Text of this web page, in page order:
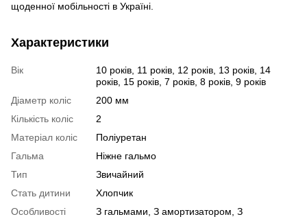
щоденної мобільності в Україні.
Характеристики
Вік
10 років, 11 років, 12 років, 13 років, 14
років, 15 років, 7 років, 8 років, 9 років
Діаметр коліс
200 мм
Кількість коліс
2
Матеріал коліс
Поліуретан
Гальма
Ніжне гальмо
Тип
Звичайний
Стать дитини
Хлопчик
Особливості
З гальмами, З амортизатором, З